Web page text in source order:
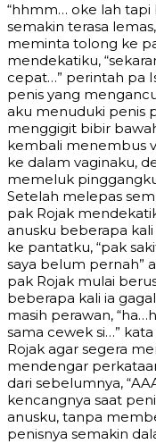
“hhmm… oke lah tapi
semakin terasa
meminta tolong ke
mendekatiku,
cepat…” perintah pa
penis yang
aku menuduki penis
menggigit bibir
kembali menembus
ke dalam vaginaku,
memeluk
Setelah melepas
pak Rojak
anusku beberapa
ke pantatku, “pak
saya belum pernah”
pak Rojak mulai
beberapa kali ia
masih perawan,
sama cewek si…”
Rojak agar segera
mendengar
dari sebelumnya,
kencangnya saat
anusku, tanpa
penisnya semakin